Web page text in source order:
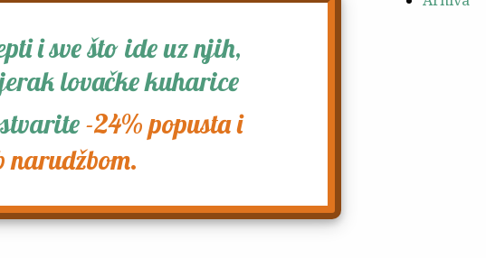
i sve što ide uz njih,
lovačke kuharice
-24% popusta i
narudžbom.